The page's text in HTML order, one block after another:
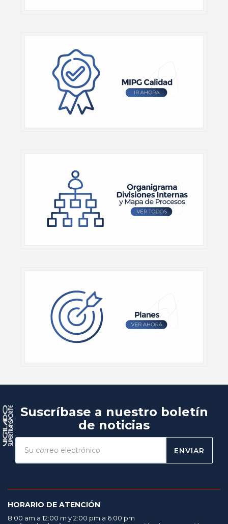
Suscríbase a nuestro boletín
de noticias
ENVIAR
HORARIO DE ATENCIÓN
8:00 am a 12:00 m y 2:00 pm a 6:00 pm